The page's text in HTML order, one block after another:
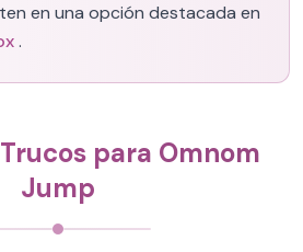
en una opción destacada en
.
para Omnom
Jump